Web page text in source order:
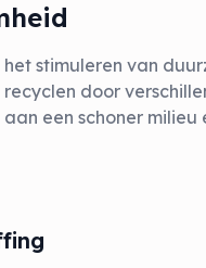
stimuleren van
door
een schoner milieu